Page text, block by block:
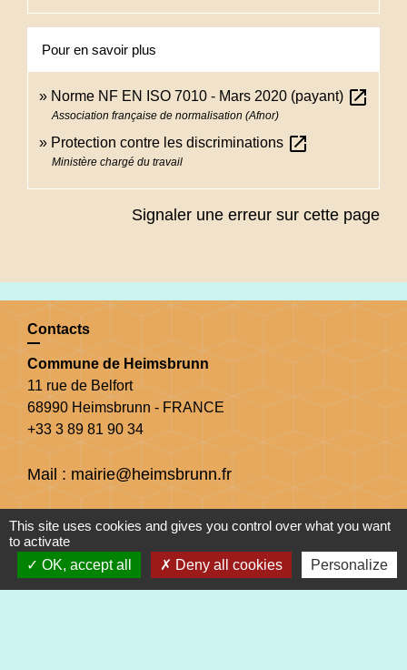
Pour en savoir plus
Norme NF EN ISO 7010 - Mars 2020 (payant) open_in_new
Association française de normalisation (Afnor)
Protection contre les discriminations open_in_new
Ministère chargé du travail
Signaler une erreur sur cette page
Contacts
Commune de Heimsbrunn
11 rue de Belfort
68990 Heimsbrunn - FRANCE
+33 3 89 81 90 34
Mail : mairie@heimsbrunn.fr
Horaires d'ouverture:
Jusqu'au 31 août :
Lundi : 8h à 15h
This site uses cookies and gives you control over what you want
to activate
OK, accept all
Deny all cookies Personalize